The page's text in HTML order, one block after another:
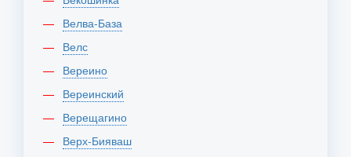
Велва-База
Велс
Вереино
Вереинский
Верещагино
Верх-Бияваш